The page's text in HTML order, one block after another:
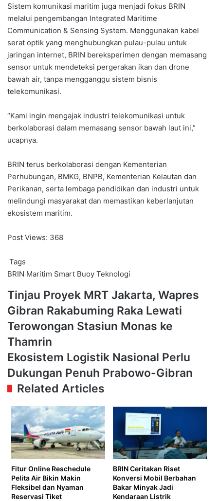
Sistem komunikasi maritim juga menjadi fokus BRIN
melalui pengembangan Integrated Maritime
Communication & Sensing System. Menggunakan kabel
serat optik yang menghubungkan pulau-pulau untuk
jaringan internet, BRIN bereksperimen dengan memasang
sensor untuk mendeteksi pergerakan ikan dan drone
bawah air, tanpa mengganggu sistem bisnis
telekomunikasi.
“Kami ingin mengajak industri telekomunikasi untuk
berkolaborasi dalam memasang sensor bawah laut ini,”
ucapnya.
BRIN terus berkolaborasi dengan Kementerian
Perhubungan, BMKG, BNPB, Kementerian Kelautan dan
Perikanan, serta lembaga pendidikan dan industri untuk
melindungi masyarakat dan memastikan keberlanjutan
ekosistem maritim.
Post Views: 368
Tags
BRIN Maritim Smart Buoy Teknologi
Tinjau
Proyek
MRT
Jakarta,
Wapres
Gibran
Rakabuming
Raka
Lewati
Terowongan
Stasiun
ke
Thamrin
Tinjau Proyek MRT Jakarta, Wapres
Gibran Rakabuming Raka Lewati
Terowongan Stasiun Monas ke
Thamrin
Ekosistem
Logistik
Nasional
Perlu
Dukungan
Penuh
Prabowo-
Gibran
Ekosistem Logistik Nasional Perlu
Dukungan Penuh Prabowo-Gibran
Related Articles
Fitur Online Reschedule
Pelita Air Bikin Makin
Fleksibel dan Nyaman
Reservasi Tiket
BRIN Ceritakan Riset
Konversi Mobil Berbahan
Bakar Minyak Jadi
Kendaraan Listrik